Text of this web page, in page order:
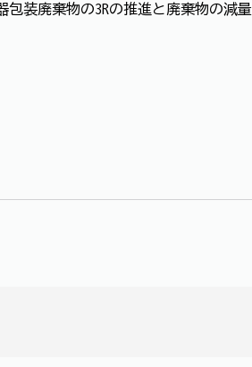
装廃棄物の3Rの推進と廃棄物の減量